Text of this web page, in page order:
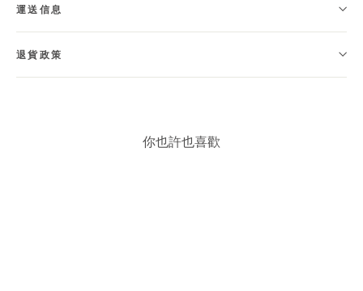
運送信息
退貨政策
你也許也喜歡